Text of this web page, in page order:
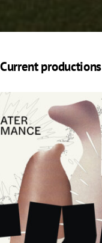
Current productions